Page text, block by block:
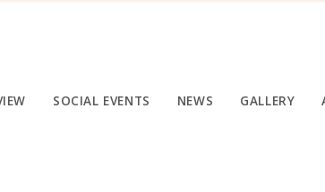
SOCIAL EVENTS NEWS GALLERY